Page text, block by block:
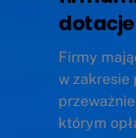
Firmy
w zakresie
którym